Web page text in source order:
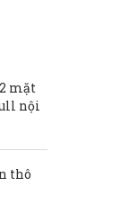
mặt
nội
thô